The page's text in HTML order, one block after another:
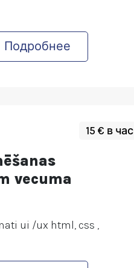
Подробнее
15 € в час
vecuma
ui /ux html, css ,